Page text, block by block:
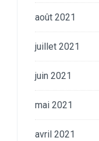
août 2021
juillet 2021
juin 2021
mai 2021
avril 2021